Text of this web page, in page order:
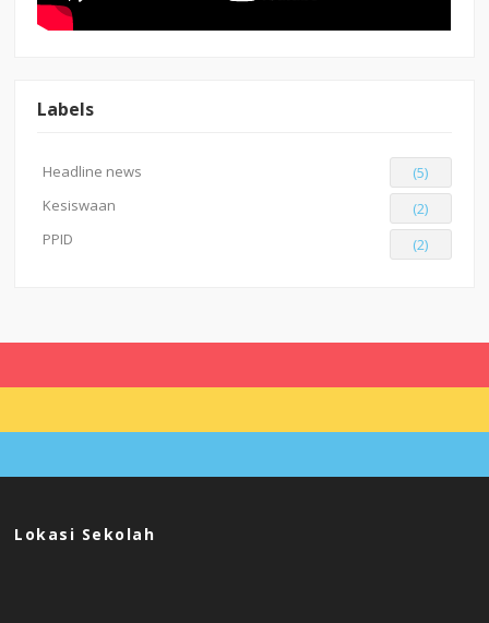
Labels
Headline news
(5)
Kesiswaan
(2)
PPID
(2)
Lokasi Sekolah